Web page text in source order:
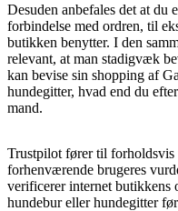
Desuden anbefales det at du
forbindelse med ordren, til
butikken benytter. I den
relevant, at man stadigvæk
kan bevise sin shopping af
hundegitter, hvad end du
mand.
Trustpilot fører til
forhenværende brugeres
verificerer internet butikkens
hundebur eller hundegitter